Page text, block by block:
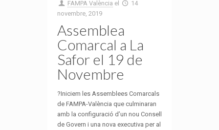
FAMPA València el
14
novembre, 2019
Assemblea
Comarcal a La
Safor el 19 de
Novembre
?Iniciem les Assemblees Comarcals
de FAMPA-València que culminaran
amb la configuració d’un nou Consell
de Govern i una nova executiva per al